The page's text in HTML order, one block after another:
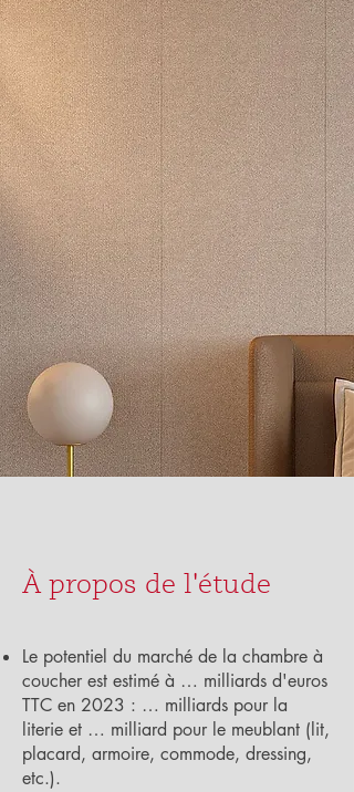
À propos de l'étude
Le potentiel du marché de la chambre à
coucher est estimé à … milliards d'euros
TTC en 2023 : … milliards pour la
literie et … milliard pour le meublant (lit,
placard, armoire, commode, dressing,
etc.).